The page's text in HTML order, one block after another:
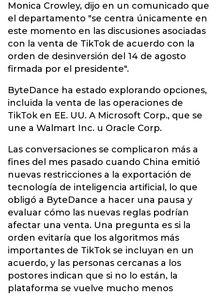
Monica Crowley, dijo en un comunicado que
el departamento "se centra únicamente en
este momento en las discusiones asociadas
con la venta de TikTok de acuerdo con la
orden de desinversión del 14 de agosto
firmada por el presidente".
ByteDance ha estado explorando opciones,
incluida la venta de las operaciones de
TikTok en EE. UU. A Microsoft Corp., que se
une a Walmart Inc. u Oracle Corp.
Las conversaciones se complicaron más a
fines del mes pasado cuando China emitió
nuevas restricciones a la exportación de
tecnología de inteligencia artificial, lo que
obligó a ByteDance a hacer una pausa y
evaluar cómo las nuevas reglas podrían
afectar una venta. Una pregunta es si la
orden evitaría que los algoritmos más
importantes de TikTok se incluyan en un
acuerdo, y las personas cercanas a los
postores indican que si no lo están, la
plataforma se vuelve mucho menos